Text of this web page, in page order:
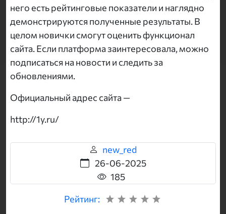
него есть рейтинговые показатели и наглядно
демонстрируются полученные результаты. В
целом новички смогут оценить функционал
сайта. Если платформа заинтересовала, можно
подписаться на новости и следить за
обновлениями.
Официальный адрес сайта —
http://1y.ru/
new_red
26-06-2025
185
Рейтинг: